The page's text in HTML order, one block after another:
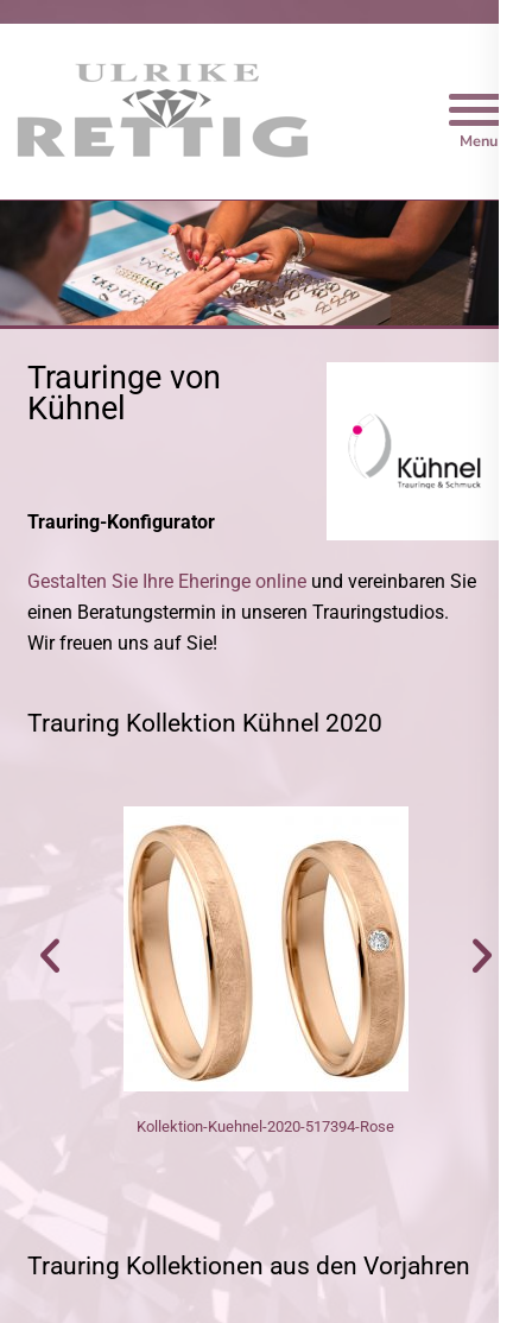
Trauringe Rettig
Trauringe von
Kühnel
Trauring-Konfigurator
Gestalten Sie Ihre Eheringe online und vereinbaren Sie
einen Beratungstermin in unseren Trauringstudios.
Wir freuen uns auf Sie!
Trauring Kollektion Kühnel 2020
Kollektion-Kuehnel-2020-517394-Weissgold
Trauring Kollektionen aus den Vorjahren